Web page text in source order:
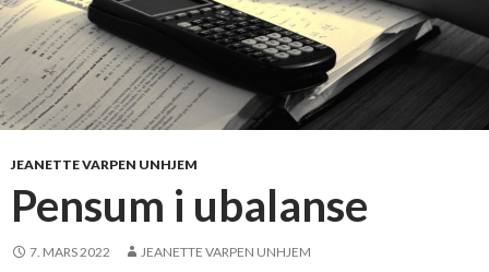
JEANETTE VARPEN UNHJEM
Pensum i ubalanse
7. MARS 2022 JEANETTE VARPEN UNHJEM